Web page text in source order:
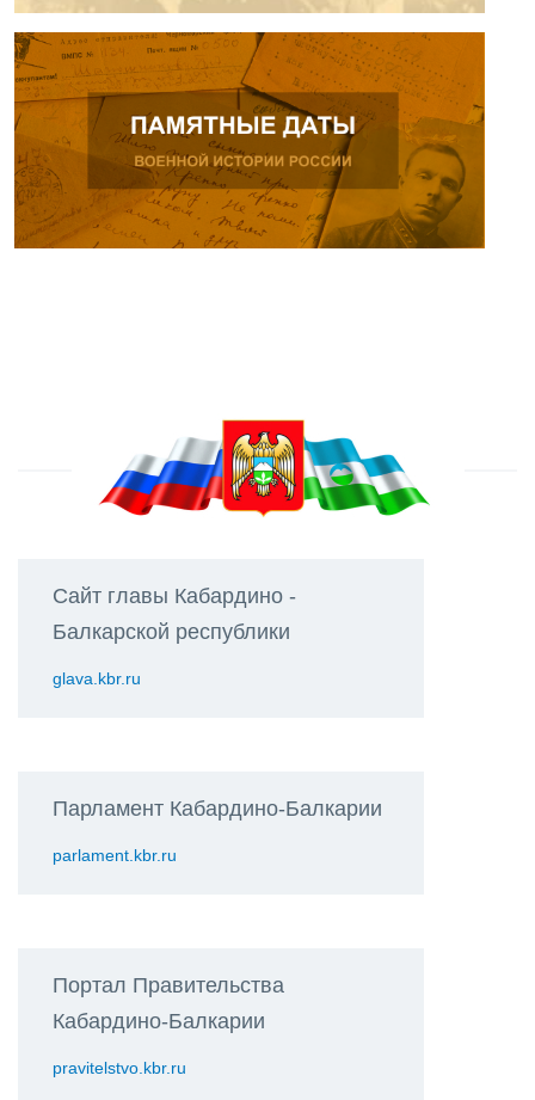
Сайт главы Кабардино -
Балкарской республики
glava.kbr.ru
Парламент Кабардино-Балкарии
parlament.kbr.ru
Портал Правительства
Кабардино-Балкарии
pravitelstvo.kbr.ru